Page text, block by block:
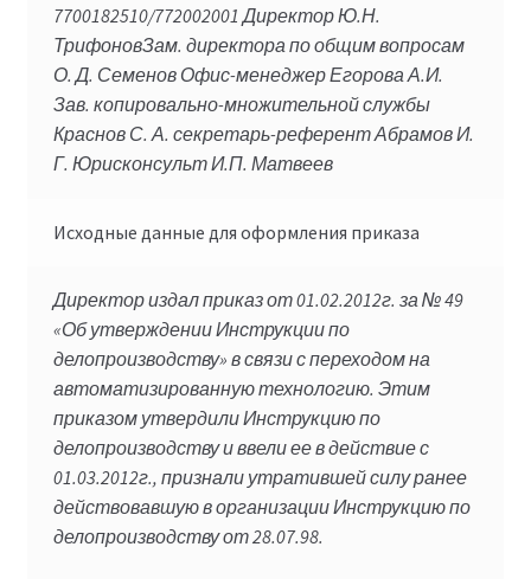
7700182510/772002001 Директор Ю.Н.
ТрифоновЗам. директора по общим вопросам
О. Д. Семенов Офис-менеджер Егорова А.И.
Зав. копировально-множительной службы
Краснов С. А. секретарь-референт Абрамов И.
Г. Юрисконсульт И.П. Матвеев
Исходные данные для оформления приказа
Директор издал приказ от 01.02.2012г. за № 49
«Об утверждении Инструкции по
делопроизводству» в связи с переходом на
автоматизированную технологию. Этим
приказом утвердили Инструкцию по
делопроизводству и ввели ее в действие с
01.03.2012г., признали утратившей силу ранее
действовавшую в организации Инструкцию по
делопроизводству от 28.07.98.